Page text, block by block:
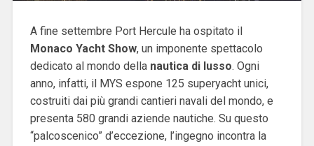
A fine settembre Port Hercule ha ospitato il
Monaco Yacht Show, un imponente spettacolo
dedicato al mondo della nautica di lusso. Ogni
anno, infatti, il MYS espone 125 superyacht unici,
costruiti dai più grandi cantieri navali del mondo, e
presenta 580 grandi aziende nautiche. Su questo
“palcoscenico” d’eccezione, l’ingegno incontra la